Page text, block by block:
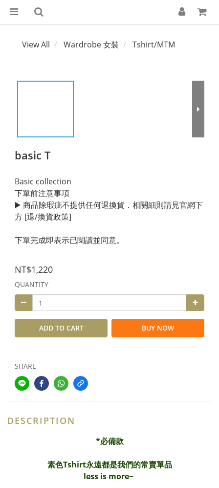
View All Wardrobe 女裝 Tshirt/MTM
basic T
Basic collection
下單前注意事項
▶️ 商品除瑕疵不提供任何退換貨．相關細則請見官網下
方 [退/換貨政策]
下單完成即表示已閱讀並同意。
NT$1,220
QUANTITY
ADD TO CART BUY NOW
SHARE
DESCRIPTION
*必備款
素色Tshirt永遠都是我們的常賣單品
less is more~